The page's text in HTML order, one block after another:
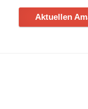
Aktuellen